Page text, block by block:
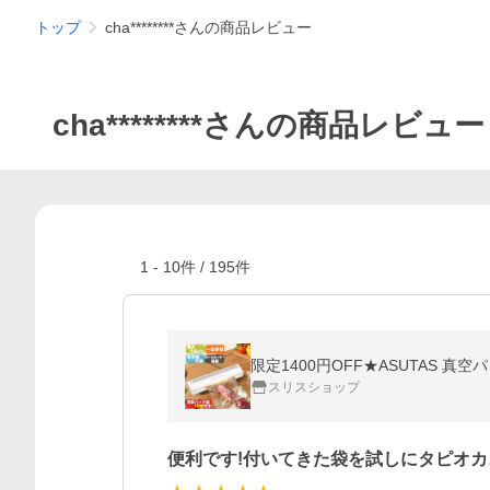
トップ cha********さんの商品レビュー
cha********さんの商品レビュー
1 - 10件 / 195件
スリスショップ
便利です!付いてきた袋を試しにタピオ